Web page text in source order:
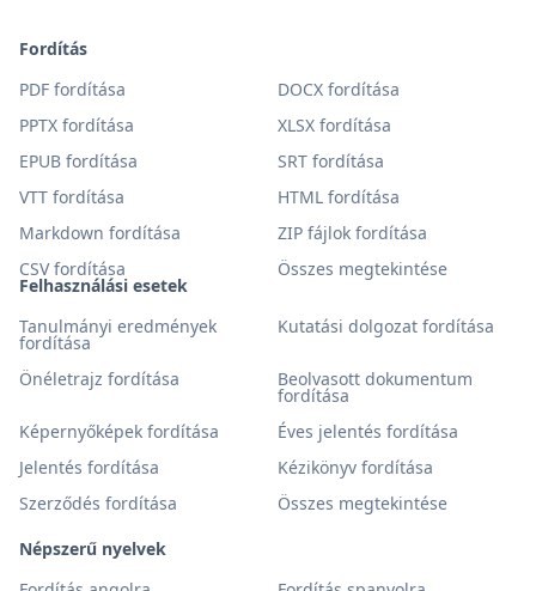
Felhasználási esetek
Tanulmányi eredmények
fordítása
Kutatási dolgozat fordítása
Önéletrajz fordítása Beolvasott dokumentum
fordítása
Képernyőképek fordítása
Éves jelentés fordítása
Jelentés fordítása
Kézikönyv fordítása
Szerződés fordítása
Összes megtekintése
Népszerű nyelvek
Fordítás
PDF fordítása
DOCX fordítása
PPTX fordítása
XLSX fordítása
EPUB fordítása
SRT fordítása
VTT fordítása
HTML fordítása
Markdown fordítása
ZIP fájlok fordítása
CSV fordítása
Összes megtekintése